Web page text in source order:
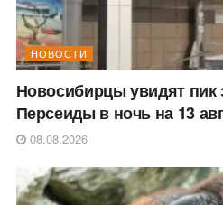
НОВОСТИ
Новосибирцы увидят пик
Персеиды в ночь на 13
08.08.2026